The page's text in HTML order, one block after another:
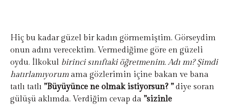
Hiç bu kadar güzel bir kadın görmemiştim. Görseydim
onun adını verecektim. Vermediğime göre en güzeli
oydu. İlkokul birinci sınıftaki öğretmenim. Adı mı? Şimdi
hatırlamıyorum ama gözlerimin içine bakan ve bana
tatlı tatlı ”Büyüyünce ne olmak istiyorsun? ”diye soran
gülüşü aklımda. Verdiğim cevap da ”sizinle